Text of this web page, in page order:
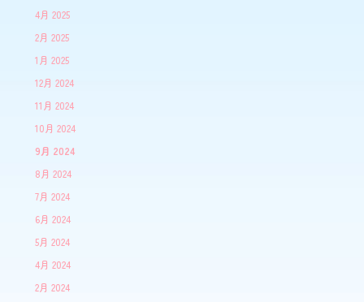
4月 2025
2月 2025
1月 2025
12月 2024
11月 2024
10月 2024
9月 2024
8月 2024
7月 2024
6月 2024
5月 2024
4月 2024
2月 2024